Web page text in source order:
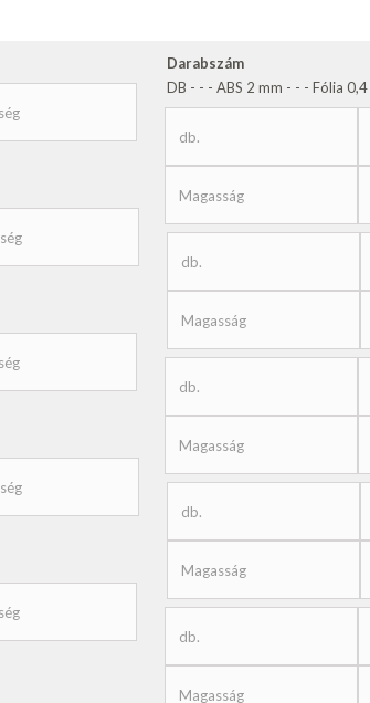
Darabszám
DB - - - ABS 2 mm - - - Fólia